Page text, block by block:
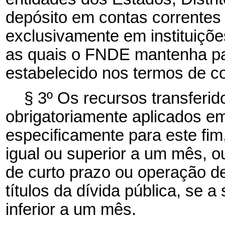
depósito em contas
exclusivamente em
as quais o FNDE mantenha
estabelecido nos termos de
§ 3º Os recursos
obrigatoriamente aplicados
especificamente para este
igual ou superior a um mês,
de curto prazo ou operação
títulos da dívida pública, se a
inferior a um mês.